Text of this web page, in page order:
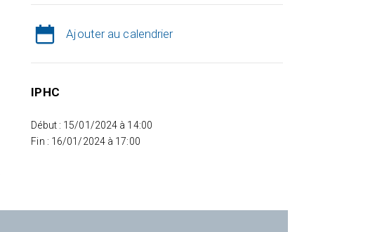
Ajouter au calendrier
IPHC
Début : 15/01/2024 à 14:00
Fin : 16/01/2024 à 17:00